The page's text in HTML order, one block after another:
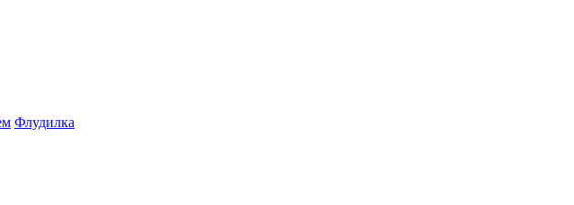
Флудилка